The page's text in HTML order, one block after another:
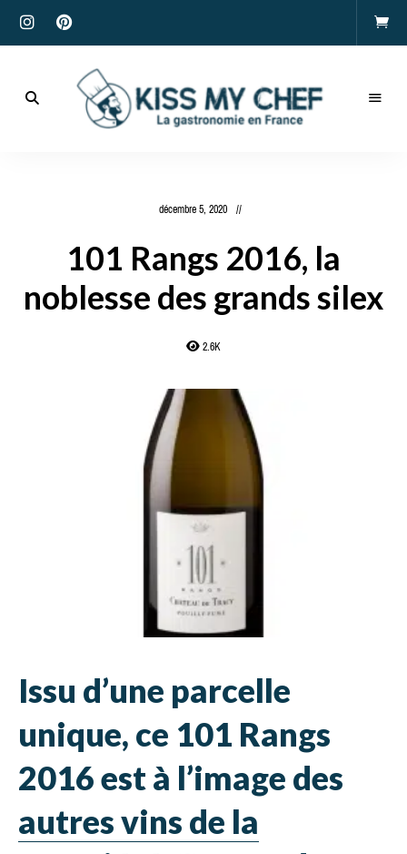
décembre 5, 2020
101 Rangs 2016, la
noblesse des grands silex
2.6K
Issu d’une parcelle
unique, ce 101 Rangs
2016 est à l’image des
autres vins de la